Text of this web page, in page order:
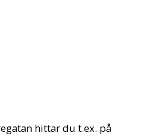
hittar du t.ex. på